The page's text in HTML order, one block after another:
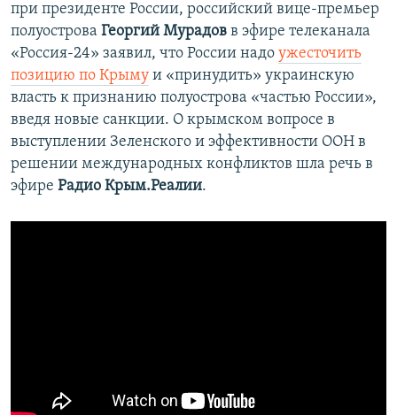
при президенте России, российский вице-премьер
полуострова Георгий Мурадов в эфире телеканала
«Россия-24» заявил, что России надо ужесточить
позицию по Крыму и «принудить» украинскую
власть к признанию полуострова «частью России»,
введя новые санкции. О крымском вопросе в
выступлении Зеленского и эффективности ООН в
решении международных конфликтов шла речь в
эфире Радио Крым.Реалии.